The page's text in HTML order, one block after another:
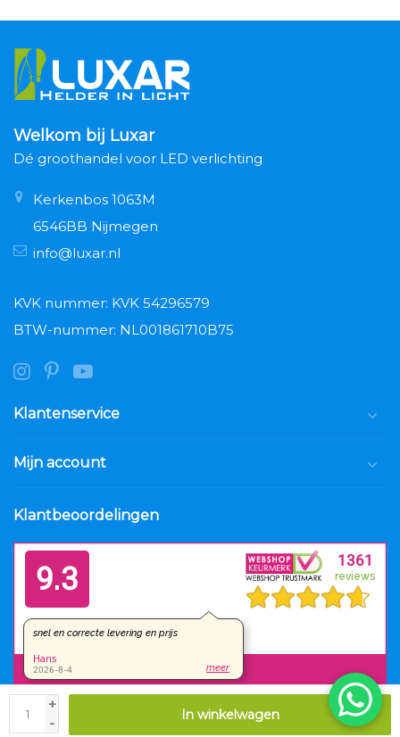
+
-
In winkelwagen
Welkom bij Luxar
Dé groothandel voor LED verlichting
Kerkenbos 1063M
6546BB Nijmegen
info@luxar.nl
KVK nummer: KVK 54296579
BTW-nummer: NL001861710B75
Klantenservice
Mijn account
Klantbeoordelingen
© Copyright 2026 Luxar.nl